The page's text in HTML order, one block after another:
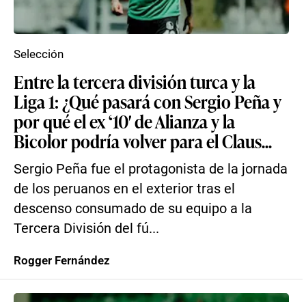
Entre la tercera división turca y la
Liga 1: ¿Qué pasará con Sergio Peña y
por qué el ex ‘10′ de Alianza y la
Bicolor podría volver para el Claus...
Sergio Peña fue el protagonista de la jornada
de los peruanos en el exterior tras el
descenso consumado de su equipo a la
Tercera División del fú...
Selección
Rogger Fernández